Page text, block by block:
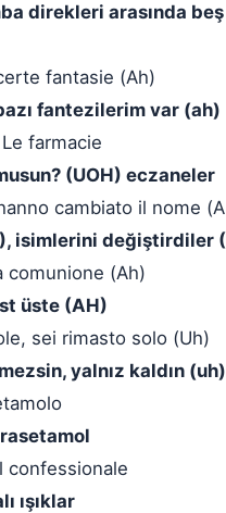
direkleri arasında
fantasie (Ah)
fantezilerim var (ah)
farmacie
(UOH) eczaneler
cambiato il nome
isimlerini değiştirdiler
comunione (Ah)
üste (AH)
sei rimasto solo (Uh)
yalnız kaldın (uh)
confessionale
ışıklar